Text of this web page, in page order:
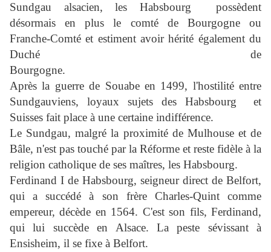
Sundgau alsacien, les Habsbourg
possèdent
désormais en plus le comté de Bourgogne ou
Franche-Comté et estiment avoir hérité également du
Duché de
Bourgogne.
Après la guerre de Souabe en 1499, l'hostilité entre
Sundgauviens, loyaux sujets des Habsbourg
et
Suisses fait place à une certaine indifférence.
Le Sundgau, malgré la proximité de Mulhouse et de
Bâle, n'est pas touché par la Réforme et reste fidèle à la
religion catholique de ses maîtres, les Habsbourg.
Ferdinand I de Habsbourg, seigneur direct de Belfort,
qui a succédé à son frère Charles-Quint comme
empereur, décède en 1564. C'est son fils, Ferdinand,
qui lui succède en Alsace. La peste sévissant à
Ensisheim, il se fixe à Belfort.